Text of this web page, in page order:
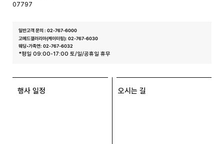
07797
일반고객 문의 : 02-767-6000
고메드갤러리아(케이터링): 02-767-6030
웨딩•가족연: 02-767-6032
*평일 09:00-17:00 토/일/공휴일 휴무
행사 일정 오시는 길